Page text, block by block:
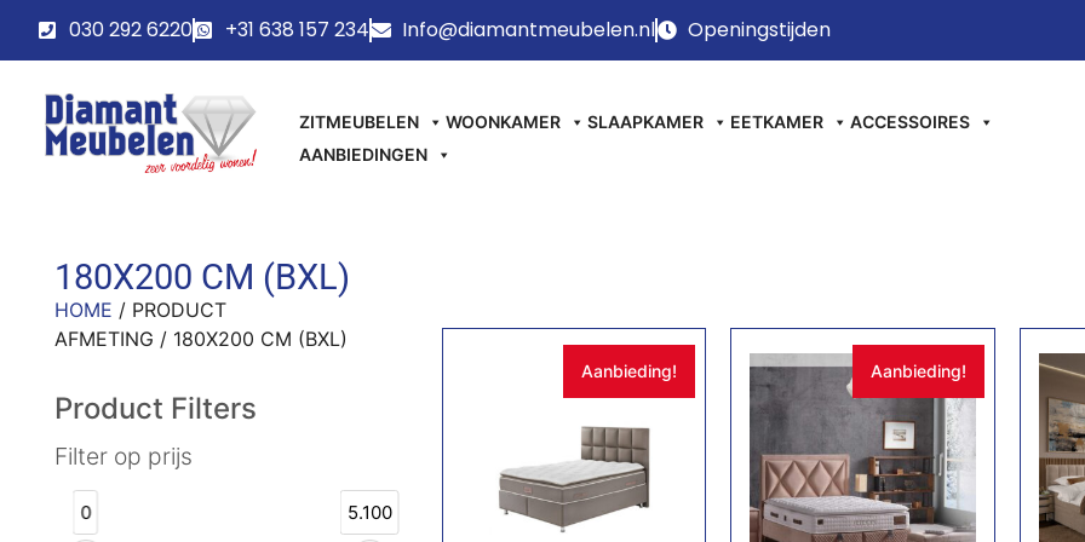
030 292 6220 +31 638 157 234 Info@diamantmeubelen.nl Openingstijden
ZITMEUBELEN WOONKAMER SLAAPKAMER EETKAMER
ACCESSOIRES
AANBIEDINGEN
180X200 CM (BXL)
HOME / PRODUCT
AFMETING / 180X200 CM (BXL)
Product Filters
Filter op prijs
0 5.100
Aanbieding! Aanbieding!